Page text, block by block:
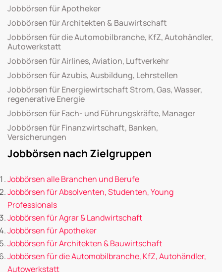
Jobbörsen für Apotheker
Jobbörsen für Architekten & Bauwirtschaft
Jobbörsen für die Automobilbranche, KfZ, Autohändler,
Autowerkstatt
Jobbörsen für Airlines, Aviation, Luftverkehr
Jobbörsen für Azubis, Ausbildung, Lehrstellen
Jobbörsen für Energiewirtschaft Strom, Gas, Wasser,
regenerative Energie
Jobbörsen für Fach- und Führungskräfte, Manager
Jobbörsen für Finanzwirtschaft, Banken,
Versicherungen
Jobbörsen nach Zielgruppen
Jobbörsen alle Branchen und Berufe
Jobbörsen für Absolventen, Studenten, Young
Professionals
Jobbörsen für Agrar & Landwirtschaft
Jobbörsen für Apotheker
Jobbörsen für Architekten & Bauwirtschaft
Jobbörsen für die Automobilbranche, KfZ, Autohändler,
Autowerkstatt